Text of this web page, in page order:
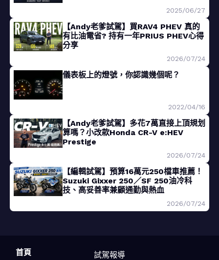
2025/06/27
【Andy老爹試駕】買RAV4 PHEV 真的
有比油電省? 持有一年PRIUS PHEV心得
分享
2026/07/24
儀表板上的燈號，你認識幾個呢？
2022/04/16
【Andy老爹試駕】多花7萬直接上頂規划
算嗎？小改款Honda CR-V e:HEV
Prestige
2026/07/24
【編輯試駕】預算16萬元250檔車推薦！
Suzuki Gixxer 250／SF 250油冷科
技、高妥善率兼顧通勤與熱血
2026/07/24
首頁
試駕報導